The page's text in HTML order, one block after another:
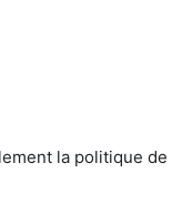
la politique